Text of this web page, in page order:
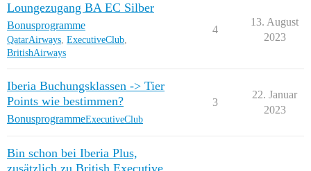
Loungezugang BA EC Silber
Bonusprogramme
QatarAirways, ExecutiveClub,
BritishAirways
4
13. August
2023
Iberia Buchungsklassen -> Tier
Points wie bestimmen?
BonusprogrammeExecutiveClub
3
22. Januar
2023
Bin schon bei Iberia Plus,
zusätzlich zu British Executive